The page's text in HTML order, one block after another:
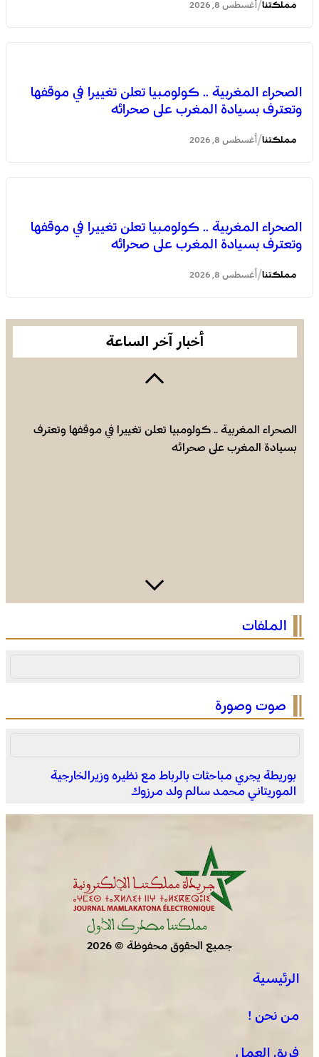
مملكتنا/ أغسطس 8, 2026
الصحراء المغربية .. كولومبيا تعلن تغييرا في موقفها
وتعترف بسيادة المغرب على صحرائه
مملكتنا/ أغسطس 8, 2026
الصحراء المغربية .. كولومبيا تعلن تغييرا في موقفها
وتعترف بسيادة المغرب على صحرائه
مملكتنا/ أغسطس 8, 2026
أخبار آخر الساعة
العرائش .. فتح بحث قضائي إثر تصريحات واتهامات زائفة
الصحراء المغربية .. كولومبيا تعلن تغييرا في موقفها وتعترف
بسيادة المغرب على صحرائه
الصحراء المغربية .. كولومبيا تعلن تغييرا في موقفها وتعترف
بسيادة المغرب على صحرائه
بولمان تفتتح الدورة الثانية لمهرجان الزعفران والنباتات الطبية
العرائش .. فتح بحث قضائي إثر تصريحات واتهامات زائفة
الملفات
صوت وصورة
بوريطة يجري مباحثات بالرباط مع نظيره وزيرالخارجية
الموريتاني محمد سالم ولد مرزوك
جميع الحقوق محفوظة © 2026
الرئيسية
من نحن !
فريق العمل